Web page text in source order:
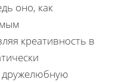
оно, как
креативность в
дружелюбную